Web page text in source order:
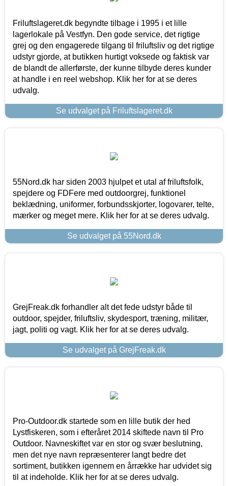
Friluftslageret.dk begyndte tilbage i 1995 i et lille
lagerlokale på Vestfyn. Den gode service, det rigtige
grej og den engagerede tilgang til friluftsliv og det rigtige
udstyr gjorde, at butikken hurtigt voksede og faktisk var
de blandt de allerførste, der kunne tilbyde deres kunder
at handle i en reel webshop. Klik her for at se deres
udvalg.
Se udvalget på Friluftslageret.dk
55Nord.dk har siden 2003 hjulpet et utal af friluftsfolk,
spejdere og FDFere med outdoorgrej, funktionel
beklædning, uniformer, forbundsskjorter, logovarer, telte,
mærker og meget mere. Klik her for at se deres udvalg.
Se udvalget på 55Nord.dk
GrejFreak.dk forhandler alt det fede udstyr både til
outdoor, spejder, friluftsliv, skydesport, træning, militær,
jagt, politi og vagt. Klik her for at se deres udvalg.
Se udvalget på GrejFreak.dk
Pro-Outdoor.dk startede som en lille butik der hed
Lystfiskeren, som i efteråret 2014 skiftede navn til Pro
Outdoor. Navneskiftet var en stor og svær beslutning,
men det nye navn repræsenterer langt bedre det
sortiment, butikken igennem en årrække har udvidet sig
til at indeholde. Klik her for at se deres udvalg.